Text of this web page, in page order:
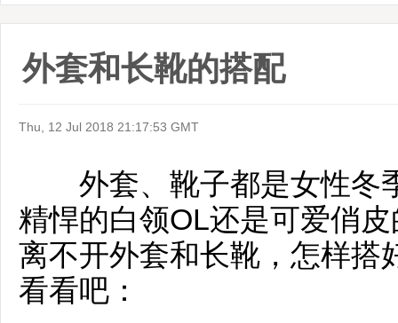
外套和长靴的搭配
Thu, 12 Jul 2018 21:17:53 GMT
外套、靴子都是女性冬
精悍的白领OL还是可爱俏
离不开外套和长靴，怎样搭
看看吧：